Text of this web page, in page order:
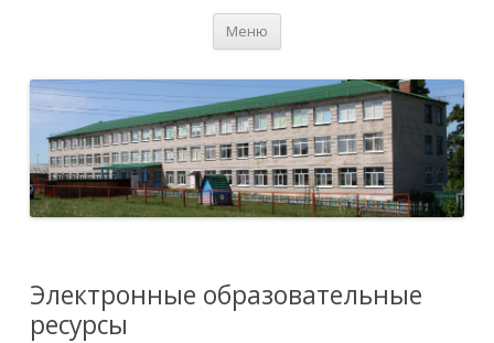
Меню
Электронные образовательные
ресурсы